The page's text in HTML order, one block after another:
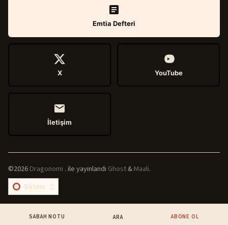
Emtia Defteri
X YouTube
İletişim
©2026Dragonomi .ile yayınlandı Ghost&Maali.
SABAH NOTU ARA ABONE OL